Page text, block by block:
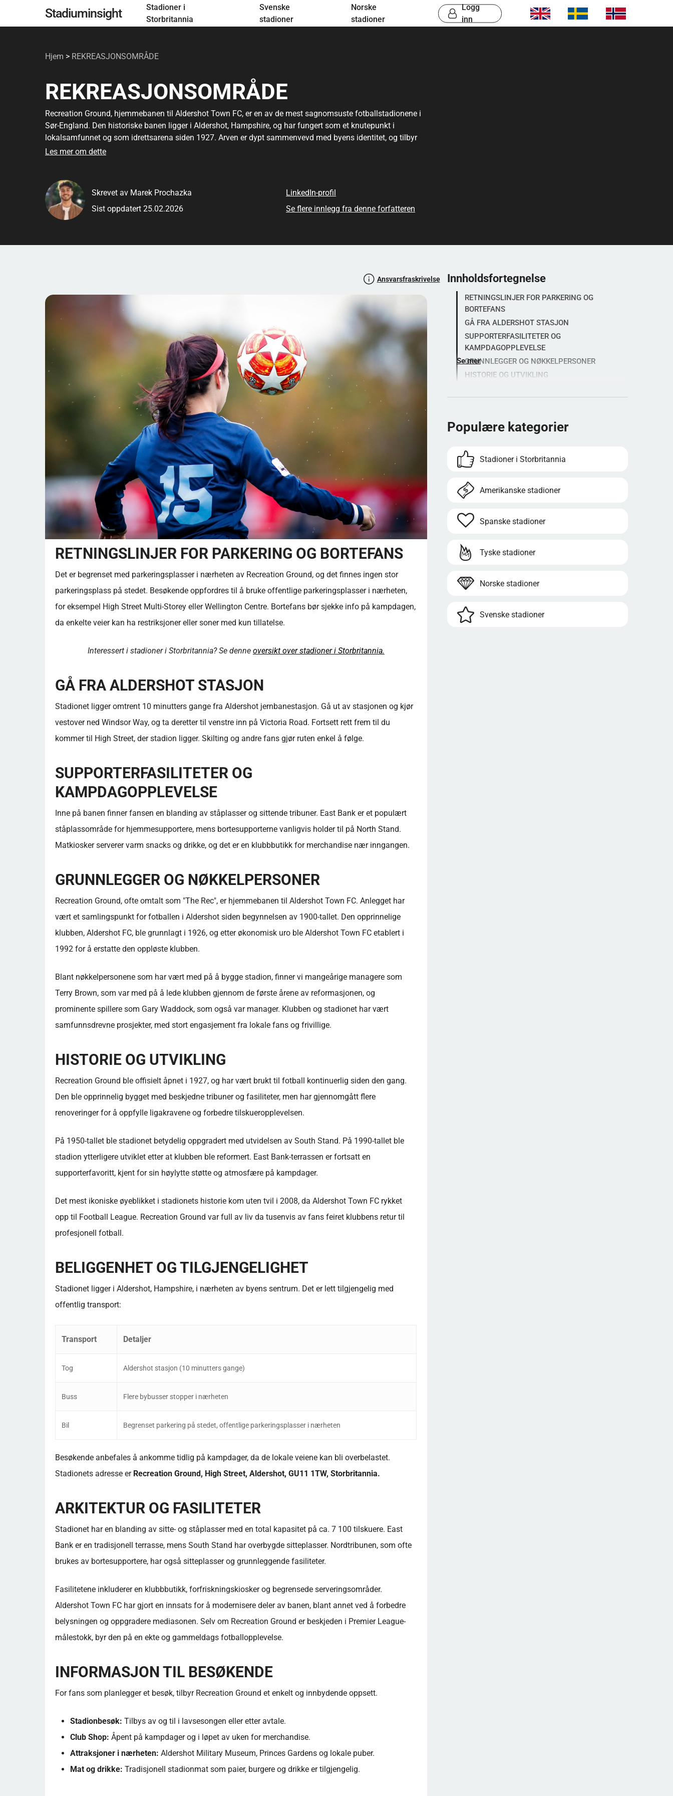
Stadiuminsight
Stadioner i
Storbritannia
Svenske
stadioner
Norske
stadioner
Logg
inn
Hjem > REKREASJONSOMRÅDE
REKREASJONSOMRÅDE
Recreation Ground, hjemmebanen til Aldershot Town FC, er en av de mest sagnomsuste fotballstadionene i
Sør-England. Den historiske banen ligger i Aldershot, Hampshire, og har fungert som et knutepunkt i
lokalsamfunnet og som idrettsarena siden 1927. Arven er dypt sammenvevd med byens identitet, og tilbyr
fansen en tradisjonell fotballopplevelse gjennomsyret av kulturarv.
1992, etter at den opprinnelige klubben ble lagt ned på grunn av økonomiske problemer. Siden den gang har
Recreation Ground vært en sentral del av klubbens gjenoppblomstring og den lokale fotballkulturen.
Stadionet er kjent som "The Rec", og tiltrekker seg fortsatt lojale supportere hver sesong, spesielt under
viktige kamper og lokalderbyer.
Stadionet har en kapasitet på rundt 7 100 tilskuere, og har en blanding av overbygde sitteplasser og åpne
Besøkende har enkel tilgang via tog, buss og nærliggende parkeringsmuligheter, selv om det kan være mye
trafikk på kampdagene. Klubben driver også oppsøkende virksomhet og er vertskap for arrangementer som
gjør den til en hjørnestein i samfunnslivet i Aldershot. Enten du skal på kamp eller bare er nysgjerrig på
stedets betydning, byr Recreation Ground på en overbevisende blanding av fotballhistorie og
Les mer om dette
Skrevet av Marek Prochazka
Sist oppdatert 25.02.2026
LinkedIn-profil
Se flere innlegg fra denne forfatteren
Ansvarsfraskrivelse
RETNINGSLINJER FOR PARKERING OG BORTEFANS
Det er begrenset med parkeringsplasser i nærheten av Recreation Ground, og det finnes ingen stor
parkeringsplass på stedet. Besøkende oppfordres til å bruke offentlige parkeringsplasser i nærheten,
for eksempel High Street Multi-Storey eller Wellington Centre. Bortefans bør sjekke info på kampdagen,
da enkelte veier kan ha restriksjoner eller soner med kun tillatelse.
Interessert i stadioner i Storbritannia? Se denne oversikt over stadioner i Storbritannia.
GÅ FRA ALDERSHOT STASJON
Stadionet ligger omtrent 10 minutters gange fra Aldershot jernbanestasjon. Gå ut av stasjonen og kjør
vestover ned Windsor Way, og ta deretter til venstre inn på Victoria Road. Fortsett rett frem til du
kommer til High Street, der stadion ligger. Skilting og andre fans gjør ruten enkel å følge.
SUPPORTERFASILITETER OG
KAMPDAGOPPLEVELSE
Inne på banen finner fansen en blanding av ståplasser og sittende tribuner. East Bank er et populært
ståplassområde for hjemmesupportere, mens bortesupporterne vanligvis holder til på North Stand.
Matkiosker serverer varm snacks og drikke, og det er en klubbbutikk for merchandise nær inngangen.
GRUNNLEGGER OG NØKKELPERSONER
Recreation Ground, ofte omtalt som "The Rec", er hjemmebanen til Aldershot Town FC. Anlegget har
vært et samlingspunkt for fotballen i Aldershot siden begynnelsen av 1900-tallet. Den opprinnelige
klubben, Aldershot FC, ble grunnlagt i 1926, og etter økonomisk uro ble Aldershot Town FC etablert i
1992 for å erstatte den oppløste klubben.
Blant nøkkelpersonene som har vært med på å bygge stadion, finner vi mangeårige managere som
Terry Brown, som var med på å lede klubben gjennom de første årene av reformasjonen, og
prominente spillere som Gary Waddock, som også var manager. Klubben og stadionet har vært
samfunnsdrevne prosjekter, med stort engasjement fra lokale fans og frivillige.
HISTORIE OG UTVIKLING
Recreation Ground ble offisielt åpnet i 1927, og har vært brukt til fotball kontinuerlig siden den gang.
Den ble opprinnelig bygget med beskjedne tribuner og fasiliteter, men har gjennomgått flere
renoveringer for å oppfylle ligakravene og forbedre tilskueropplevelsen.
På 1950-tallet ble stadionet betydelig oppgradert med utvidelsen av South Stand. På 1990-tallet ble
stadion ytterligere utviklet etter at klubben ble reformert. East Bank-terrassen er fortsatt en
supporterfavoritt, kjent for sin høylytte støtte og atmosfære på kampdager.
Det mest ikoniske øyeblikket i stadionets historie kom uten tvil i 2008, da Aldershot Town FC rykket
opp til Football League. Recreation Ground var full av liv da tusenvis av fans feiret klubbens retur til
profesjonell fotball.
BELIGGENHET OG TILGJENGELIGHET
Stadionet ligger i Aldershot, Hampshire, i nærheten av byens sentrum. Det er lett tilgjengelig med
offentlig transport:
Transport Detaljer
Tog Aldershot stasjon (10 minutters gange)
Buss Flere bybusser stopper i nærheten
Bil Begrenset parkering på stedet, offentlige parkeringsplasser i nærheten
Besøkende anbefales å ankomme tidlig på kampdager, da de lokale veiene kan bli overbelastet.
Stadionets adresse er Recreation Ground, High Street, Aldershot, GU11 1TW, Storbritannia.
ARKITEKTUR OG FASILITETER
Stadionet har en blanding av sitte- og ståplasser med en total kapasitet på ca. 7 100 tilskuere. East
Bank er en tradisjonell terrasse, mens South Stand har overbygde sitteplasser. Nordtribunen, som ofte
brukes av bortesupportere, har også sitteplasser og grunnleggende fasiliteter.
Fasilitetene inkluderer en klubbbutikk, forfriskningskiosker og begrensede serveringsområder.
Aldershot Town FC har gjort en innsats for å modernisere deler av banen, blant annet ved å forbedre
belysningen og oppgradere mediasonen. Selv om Recreation Ground er beskjeden i Premier League-
målestokk, byr den på en ekte og gammeldags fotballopplevelse.
INFORMASJON TIL BESØKENDE
For fans som planlegger et besøk, tilbyr Recreation Ground et enkelt og innbydende oppsett.
Stadionbesøk: Tilbys av og til i lavsesongen eller etter avtale.
Club Shop: Åpent på kampdager og i løpet av uken for merchandise.
Attraksjoner i nærheten: Aldershot Military Museum, Princes Gardens og lokale puber.
Mat og drikke: Tradisjonell stadionmat som paier, burgere og drikke er tilgjengelig.
Innholdsfortegnelse
RETNINGSLINJER FOR PARKERING OG
BORTEFANS
GÅ FRA ALDERSHOT STASJON
SUPPORTERFASILITETER OG
KAMPDAGOPPLEVELSE
GRUNNLEGGER OG NØKKELPERSONER
HISTORIE OG UTVIKLING
DATAINNSIKT OG POPULARITET
SAMFUNNSPÅVIRKNING
FAKTA AVSNITT
STADIUMINSIGHT VURDERING: 4,5
STJERNER
Offisiell plassering av stadion
Hampshire, GU11 1TW, Storbritannia
La oss teste allmennkunnskapen din!
OPPLEVELSEN AV REKREASJONSOMRÅDET
KLUBBSANG OG SANG PÅ STADION
Se mer
Populære kategorier
Stadioner i Storbritannia
Amerikanske stadioner
Spanske stadioner
Tyske stadioner
Norske stadioner
Svenske stadioner